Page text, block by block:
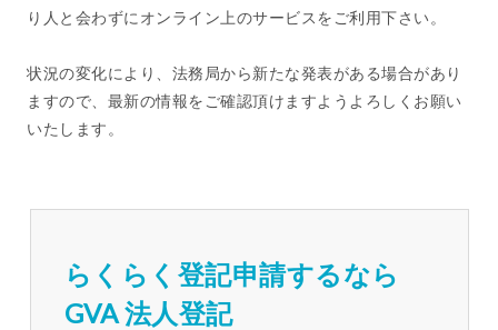
り人と会わずにオンライン上のサービスをご利用下さい。
状況の変化により、法務局から新たな発表がある場合があり
ますので、最新の情報をご確認頂けますようよろしくお願い
いたします。
らくらく登記申請するなら
GVA 法人登記